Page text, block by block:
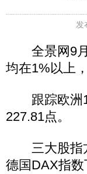
发
全景网9月
均在1%以上
跟踪欧洲18
227.81点。
三大股指方
德国DAX指